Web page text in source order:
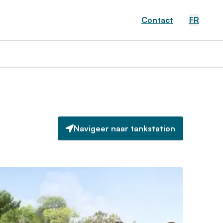
Contact FR
Navigeer naar tankstation